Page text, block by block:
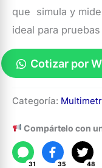
que simula y
ideal para
Cotizar por
de
Temperatura
UT701
cantidad
Categoría:
Compártelo con
31 35 48